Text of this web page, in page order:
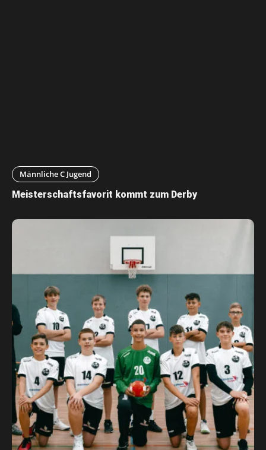
Männliche C Jugend
Meisterschaftsfavorit kommt zum Derby